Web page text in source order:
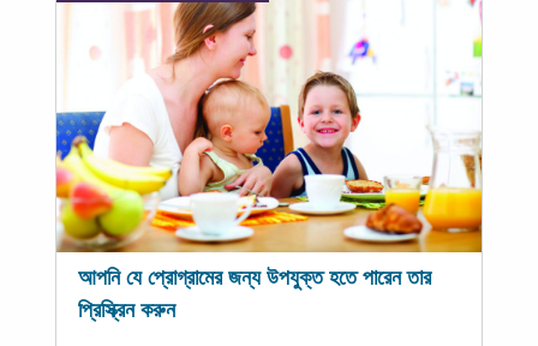
আপনি যে প্রোগ্রামের জন্য উপযুক্ত হতে পারেন তার
প্রিস্ক্রিন করুন